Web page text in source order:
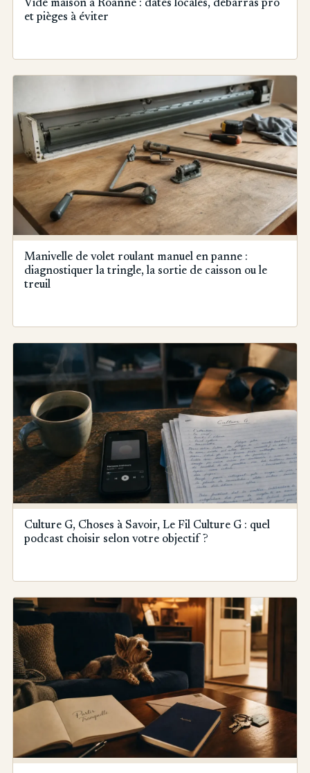
Vide maison à Roanne : dates locales, débarras pro
et pièges à éviter
Manivelle de volet roulant manuel en panne :
diagnostiquer la tringle, la sortie de caisson ou le
treuil
Culture G, Choses à Savoir, Le Fil Culture G : quel
podcast choisir selon votre objectif ?